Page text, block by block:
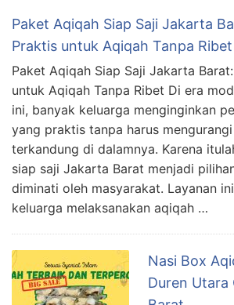
Paket Aqiqah Siap Saji Jakarta
Praktis untuk Aqiqah Tanpa Ribet
Paket Aqiqah Siap Saji Jakarta
untuk Aqiqah Tanpa Ribet Di era
ini, banyak keluarga menginginkan
yang praktis tanpa harus
terkandung di dalamnya. Karena
siap saji Jakarta Barat menjadi
diminati oleh masyarakat. Layanan
keluarga melaksanakan aqiqah …
Nasi Box
Duren